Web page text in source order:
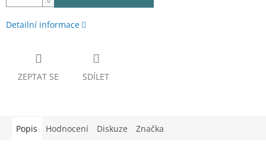
Detailní informace
ZEPTAT SE SDÍLET
Popis Hodnocení Diskuze Značka